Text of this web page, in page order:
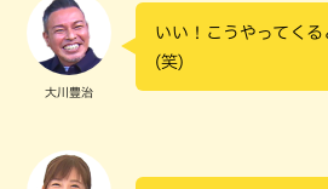
大川豊治
いい！こうやってく
(笑)